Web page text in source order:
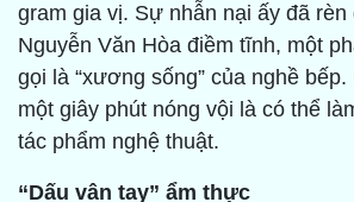
gram gia vị. Sự nhẫn nại ấy đã rèn
Nguyễn Văn Hòa điềm tĩnh, một
gọi là “xương sống” của nghề
một giây phút nóng vội là có thể
tác phẩm nghệ thuật.
“Dấu vân tay” ẩm thực